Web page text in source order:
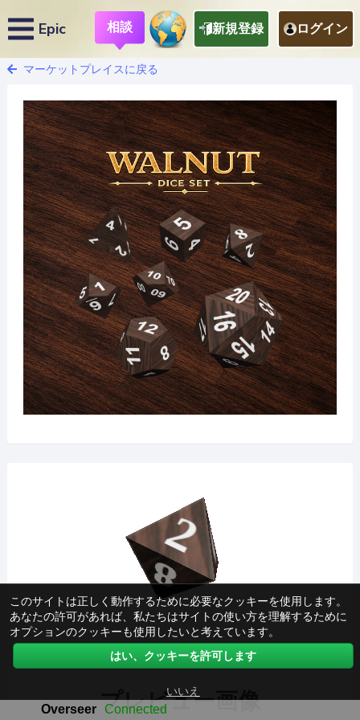
Epic 相談 新規登録 ログイン
マーケットプレイスに戻る
プレビュー画像
このサイトは正しく動作するために必要なクッキーを使用します。
あなたの許可があれば、私たちはサイトの使い方を理解するために
オプションのクッキーも使用したいと考えています。
はい、クッキーを許可します
いいえ